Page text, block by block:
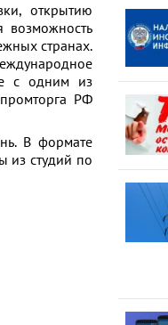
открытию
возможность
странах.
с одним из
РФ
В формате
из студий по